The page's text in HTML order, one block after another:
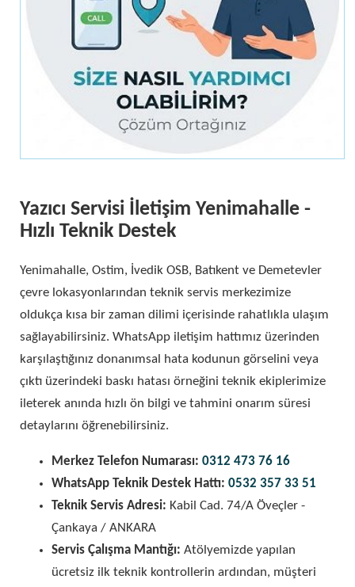
Yazıcı Servisi İletişim Yenimahalle -
Hızlı Teknik Destek
Yenimahalle, Ostim, İvedik OSB, Batıkent ve Demetevler
çevre lokasyonlarından teknik servis merkezimize
oldukça kısa bir zaman dilimi içerisinde rahatlıkla ulaşım
sağlayabilirsiniz. WhatsApp iletişim hattımız üzerinden
karşılaştığınız donanımsal hata kodunun görselini veya
çıktı üzerindeki baskı hatası örneğini teknik ekiplerimize
ileterek anında hızlı ön bilgi ve tahmini onarım süresi
detaylarını öğrenebilirsiniz.
Merkez Telefon Numarası: 0312 473 76 16
WhatsApp Teknik Destek Hattı: 0532 357 33 51
Teknik Servis Adresi: Kabil Cad. 74/A Öveçler -
Çankaya / ANKARA
Servis Çalışma Mantığı: Atölyemizde yapılan
ücretsiz ilk teknik kontrollerin ardından, müşteri